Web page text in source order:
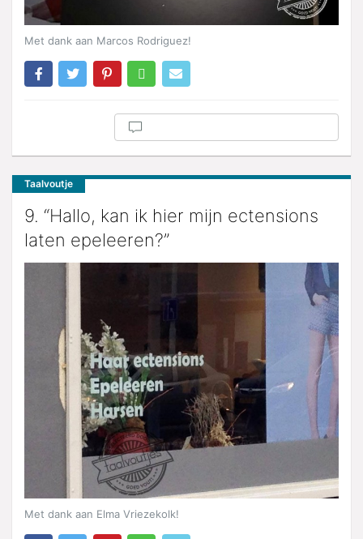
Met dank aan Marcos Rodriguez!
Taalvoutje
9. “Hallo, kan ik hier mijn ectensions
laten epeleeren?”
Met dank aan Elma Vriezekolk!